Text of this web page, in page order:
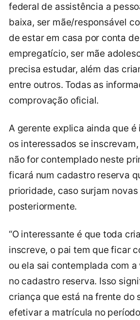
federal de assistência a
baixa, ser mãe/responsável
de estar em casa por conta
empregatício, ser mãe
precisa estudar, além das
entre outros. Todas as
comprovação oficial.
A gerente explica ainda que
os interessados se
não for contemplado neste
ficará num cadastro reserva
prioridade, caso surjam
posteriormente.
“O interessante é que toda
inscreve, o pai tem que ficar
ou ela sai contemplada com a
no cadastro reserva. Isso
criança que está na frente do
efetivar a matrícula no